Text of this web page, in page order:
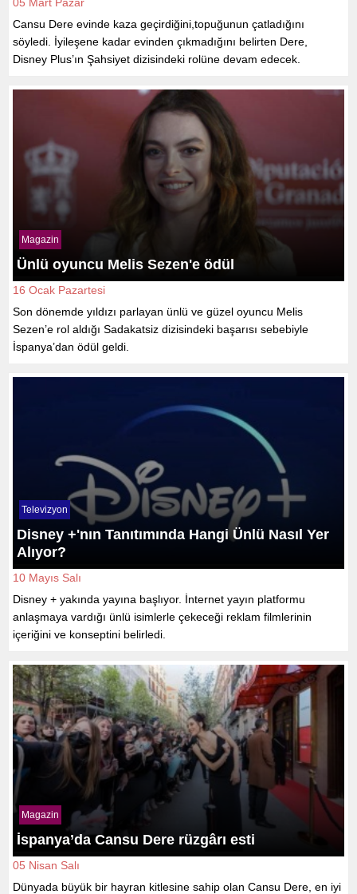
Cansu Dere evinde kaza geçirdiğini,topuğunun çatladığını
söyledi. İyileşene kadar evinden çıkmadığını belirten Dere,
Disney Plus’ın Şahsiyet dizisindeki rolüne devam edecek.
Magazin
Ünlü oyuncu Melis Sezen'e ödül
16 Ocak Pazartesi
Son dönemde yıldızı parlayan ünlü ve güzel oyuncu Melis
Sezen’e rol aldığı Sadakatsiz dizisindeki başarısı sebebiyle
İspanya’dan ödül geldi.
Televizyon
Disney +'nın Tanıtımında Hangi Ünlü Nasıl Yer
Alıyor?
10 Mayıs Salı
Disney + yakında yayına başlıyor. İnternet yayın platformu
anlaşmaya vardığı ünlü isimlerle çekeceği reklam filmlerinin
içeriğini ve konseptini belirledi.
Magazin
İspanya’da Cansu Dere rüzgârı esti
05 Nisan Salı
Dünyada büyük bir hayran kitlesine sahip olan Cansu Dere, en iyi